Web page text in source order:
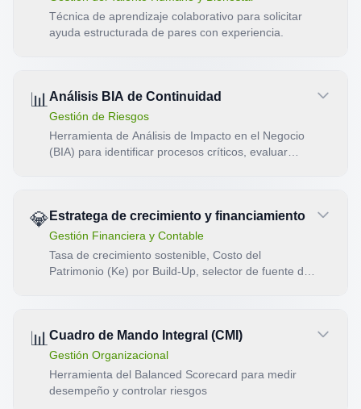
Técnica de aprendizaje colaborativo para solicitar
ayuda estructurada de pares con experiencia.
📊 Análisis BIA de Continuidad
Gestión de Riesgos
Herramienta de Análisis de Impacto en el Negocio
(BIA) para identificar procesos críticos, evaluar
💎 Estratega de crecimiento y financiamiento
Gestión Financiera y Contable
Tasa de crecimiento sostenible, Costo del
Patrimonio (Ke) por Build-Up, selector de fuente de
📊 Cuadro de Mando Integral (CMI)
Gestión Organizacional
Herramienta del Balanced Scorecard para medir
desempeño y controlar riesgos